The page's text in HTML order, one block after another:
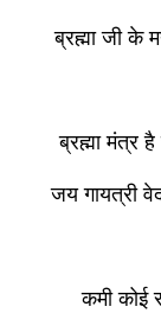
ब्रह्मा जी के
ब्रह्मा मंत्र
जय गायत्री
कमी कोई